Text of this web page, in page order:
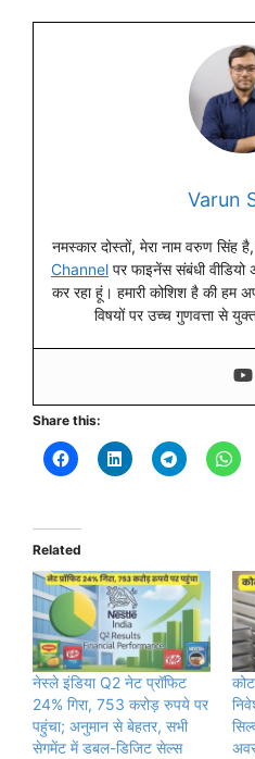
Varun
नमस्कार दोस्तों, मेरा नाम वरुण सिंह
Channel पर फाइनेंस संबंधी वीडियो
कर रहा हूं। हमारी कोशिश है की हम
विषयों पर उच्च गुणवत्ता से
Share this:
Related
नेस्ले इंडिया Q2 नेट प्रॉफिट
24% गिरा, 753 करोड़ रुपये पर
पहुंचा; अनुमान से बेहतर, सभी
सेगमेंट में डबल-डिजिट सेल्स